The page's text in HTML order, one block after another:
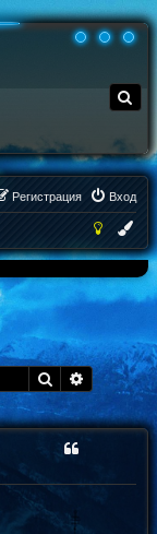
о
Вход
Регистрация
Поиск